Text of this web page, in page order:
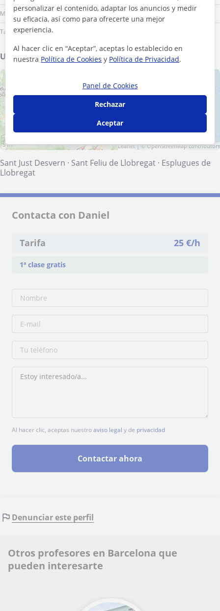
Mediodía
Tarde
Ubicación de mis clases
10 km
5 mi
Leaflet| ©OpenStreetMapcontributors
Sant Just Desvern · Sant Feliu de Llobregat · Esplugues de
Llobregat
Contacta con Daniel
Tarifa 25 €/h
1ª clase gratis
Al hacer clic, aceptas nuestroaviso legal y de privacidad
Contactar ahora
Denunciar este perfil
Otros profesores en Barcelona que
pueden interesarte
personalizar el contenido, adaptar los anuncios y medir
su eficacia, así como para ofrecerte una mejor
experiencia.
Al hacer clic en “Aceptar”, aceptas lo establecido en
nuestra Política de Cookies y Política de Privacidad.
Panel de Cookies
Rechazar
Aceptar